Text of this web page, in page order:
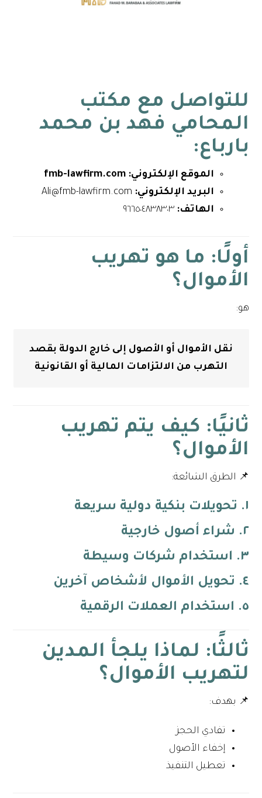
للتواصل مع مكتب
المحامي فهد بن محمد
بارباع:
الموقع الإلكتروني: fmb-lawfirm.com
البريد الإلكتروني: Ali@fmb-lawfirm.com
الهاتف: ٩٦٦٥٠٤٨٣٨٣٠٣
أولًا: ما هو تهريب
الأموال؟
هو:
نقل الأموال أو الأصول إلى خارج الدولة بقصد
التهرب من الالتزامات المالية أو القانونية
ثانيًا: كيف يتم تهريب
الأموال؟
📌 الطرق الشائعة:
١. تحويلات بنكية دولية سريعة
٢. شراء أصول خارجية
٣. استخدام شركات وسيطة
٤. تحويل الأموال لأشخاص آخرين
٥. استخدام العملات الرقمية
ثالثًا: لماذا يلجأ المدين
لتهريب الأموال؟
📌 بهدف:
تفادي الحجز
إخفاء الأصول
تعطيل التنفيذ